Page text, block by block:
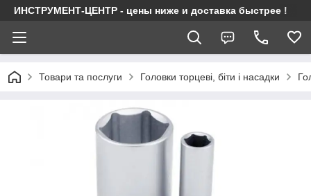
ИНСТРУМЕНТ-ЦЕНТР - цены ниже и доставка быстрее !
Товари та послуги Головки торцеві, біти і насадки